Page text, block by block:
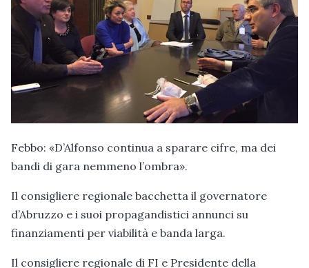
Febbo: «D’Alfonso continua a sparare cifre, ma dei
bandi di gara nemmeno l’ombra».
Il consigliere regionale bacchetta il governatore
d’Abruzzo e i suoi propagandistici annunci su
finanziamenti per viabilità e banda larga.
Il consigliere regionale di FI e Presidente della